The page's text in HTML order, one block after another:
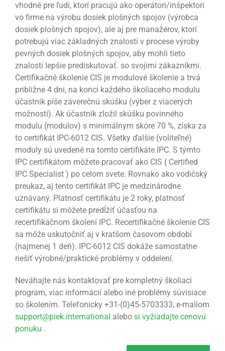
vhodné pre ľudí, ktorí pracujú ako operátori/inšpektori
vo firme na výrobu dosiek plošných spojov (výrobca
dosiek plošných spojov), ale aj pre manažérov, ktorí
potrebujú viac základných znalostí v procese výroby
pevných dosiek plošných spojov, aby mohli tieto
znalosti lepšie prediskutovať. so svojimi zákazníkmi.
Certifikačné školenie CIS je modulové školenie a trvá
približne 4 dni, na konci každého školiaceho modulu
účastník píše záverečnú skúšku (výber z viacerých
možností). Ak účastník zložil skúšku povinného
modulu (modulov) s minimálnym skóre 70 %, získa za
to certifikát IPC-6012 CIS. Všetky ďalšie (voliteľné)
moduly sú uvedené na tomto certifikáte IPC. S týmto
IPC certifikátom môžete pracovať ako CIS ( Certified
IPC Specialist ) po celom svete. Rovnako ako vodičský
preukaz, aj tento certifikát IPC je medzinárodne
uznávaný. Platnosť certifikátu je 2 roky, platnosť
certifikátu si môžete predĺžiť účasťou na
recertifikačnom školení IPC. Recertifikačné školenie CIS
sa môže uskutočniť aj v kratšom časovom období
(najmenej 1 deň). IPC-6012 CIS dokáže samostatne
riešiť výrobné/praktické problémy v oddelení.
Neváhajte nás kontaktovať pre kompletný školiaci
program, viac informácií alebo iné problémy súvisiace
so školením. Telefonicky +31-(0)45-5703333, e-mailom
support@piek.international alebo si vyžiadajte cenovú
ponuku .